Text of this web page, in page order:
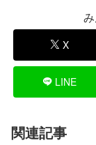
X
LINE
関連記事